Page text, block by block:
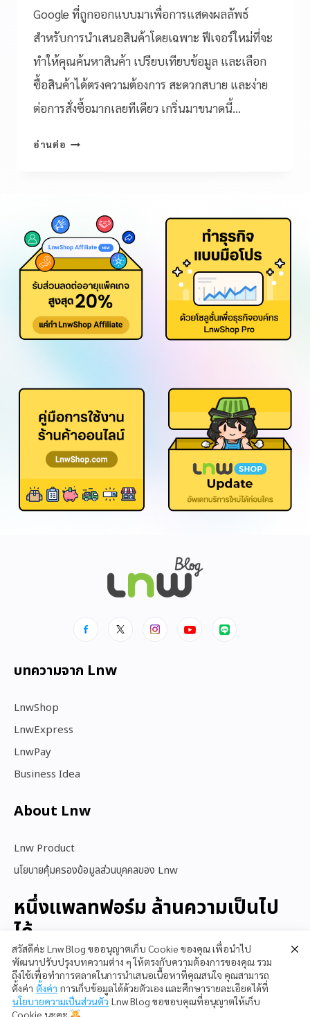
Google ที่ถูกออกแบบมาเพื่อการแสดงผลลัพธ์
สำหรับการนำเสนอสินค้าโดยเฉพาะ ฟีเจอร์ใหม่ที่จะ
ทำให้คุณค้นหาสินค้า เปรียบเทียบข้อมูล และเลือก
ซื้อสินค้าได้ตรงความต้องการ สะดวกสบาย และง่าย
ต่อการสั่งซื้อมากเลยทีเดียว เกริ่นมาขนาดนี้…
อ่านต่อ
บทความจาก Lnw
LnwShop
LnwExpress
LnwPay
Business Idea
About Lnw​
Lnw Product
นโยบายคุ้มครองข้อมูลส่วนบุคคลของ Lnw
หนึ่งแพลทฟอร์ม ล้านความเป็นไป
ได้
สนใจใช้ LnwShop
สวัสดีค่ะ Lnw Blog ขออนุญาตเก็บ Cookie ของคุณ เพื่อนำไป
พัฒนาปรับปรุงบทความต่าง ๆ ให้ตรงกับความต้องการของคุณ รวม
ถึงใช้เพื่อทำการตลาดในการนำเสนอเนื้อหาที่คุณสนใจ คุณสามารถ
ตั้งค่า ตั้งค่า การเก็บข้อมูลได้ด้วยตัวเอง และศึกษารายละเอียดได้ที่
นโยบายความเป็นส่วนตัว Lnw Blog ขอขอบคุณที่อนุญาตให้เก็บ
Cookie นะคะ